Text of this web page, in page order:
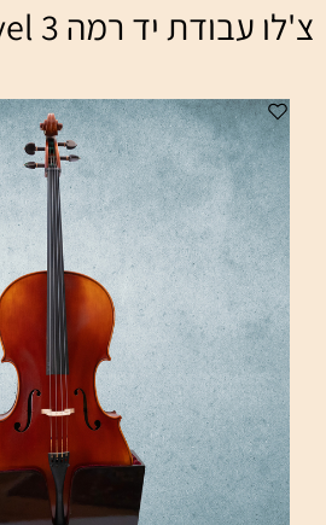
צ'לו עבודת יד רמה Student level 3